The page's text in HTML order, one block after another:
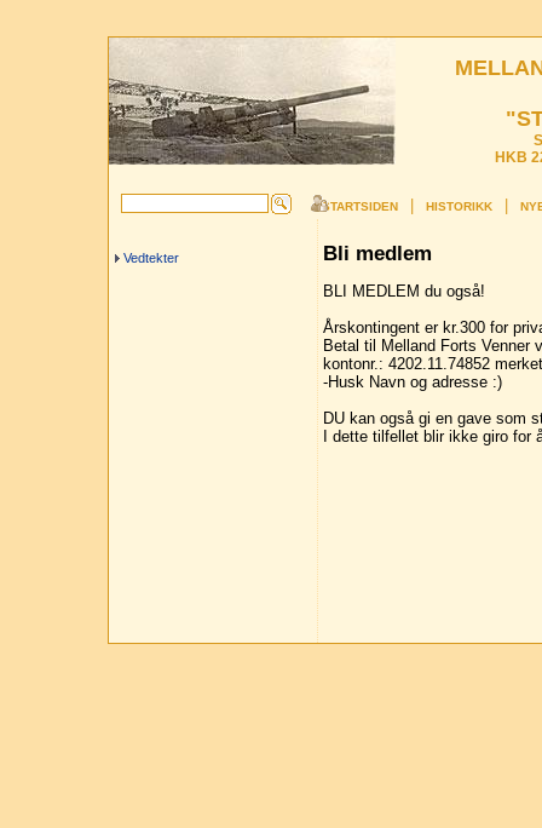
HKB
STARTSIDEN HISTORIKK
Vedtekter Bli medlem
BLI MEDLEM du også!
Årskontingent er kr.300 for
Betal til Melland Forts Venner
kontonr.: 4202.11.74852
-Husk Navn og adresse :)
DU kan også gi en gave som
I dette tilfellet blir ikke giro for